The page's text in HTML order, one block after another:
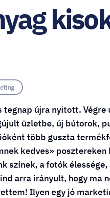
újra nyitott.
üzletbe, új bútorok,
több guszta
kedves»
színek, a fotók élessége,
arra irányult, hogy ma
Ilyen egy jó